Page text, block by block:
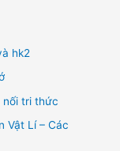
hk2
nối tri thức
Vật Lí – Các